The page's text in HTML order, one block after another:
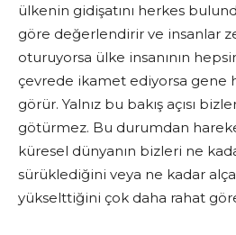
ülkenin gidişatını herkes
göre değerlendirir ve insanlar
oturuyorsa ülke insanının
çevrede ikamet ediyorsa gene
görür. Yalnız bu bakış açısı
götürmez. Bu durumdan
küresel dünyanın bizleri ne
sürüklediğini veya ne kadar
yükselttiğini çok daha rahat